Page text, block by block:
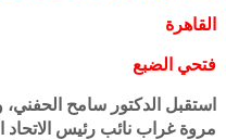
القاهرة
فتحي الضبع
استقبل الدكتور سامح الحفني،
مروة غراب نائب رئيس الاتحاد